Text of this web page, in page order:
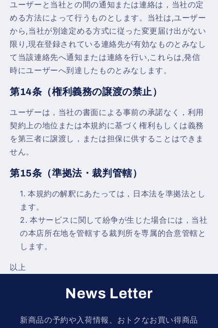
ユーザーと当社との間の通知または連絡は，当社の定
める方法によって行うものとします。当社は,ユーザー
から,当社が別途定める方式に従った変更届け出がない
限り,現在登録されている連絡先が有効なものとみなし
て当該連絡先へ通知または連絡を行い,これらは,発信
時にユーザーへ到達したものとみなします。
第14条（権利義務の譲渡の禁止）
ユーザーは，当社の書面による事前の承諾なく，利用
契約上の地位または本規約に基づく権利もしくは義務
を第三者に譲渡し，または担保に供することはできま
せん。
第15条（準拠法・裁判管轄）
本規約の解釈にあたっては，日本法を準拠法とし
ます。
本サービスに関して紛争が生じた場合には，当社
の本店所在地を管轄する裁判所を専属的合意管轄と
します。
以上
News Letter
新商品の予約や入荷情報、おトクなお買い得商品